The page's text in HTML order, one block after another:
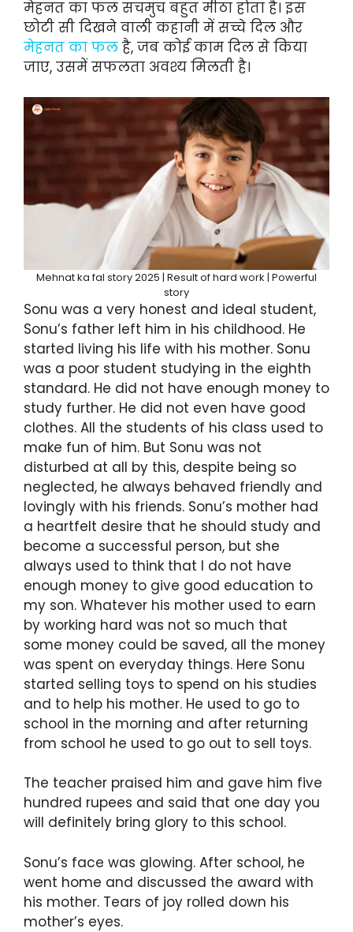
मेहनत का फल सचमुच बहुत मीठा होता है। इस
छोटी सी दिखने वाली कहानी में सच्चे दिल और
मेहनत का फल है, जब कोई काम दिल से किया
जाए, उसमें सफलता अवश्य मिलती है।
Mehnat ka fal story 2025 | Result of hard work | Powerful
story
Sonu was a very honest and ideal student,
Sonu’s father left him in his childhood. He
started living his life with his mother. Sonu
was a poor student studying in the eighth
standard. He did not have enough money to
study further. He did not even have good
clothes. All the students of his class used to
make fun of him. But Sonu was not
disturbed at all by this, despite being so
neglected, he always behaved friendly and
lovingly with his friends. Sonu’s mother had
a heartfelt desire that he should study and
become a successful person, but she
always used to think that I do not have
enough money to give good education to
my son. Whatever his mother used to earn
by working hard was not so much that
some money could be saved, all the money
was spent on everyday things. Here Sonu
started selling toys to spend on his studies
and to help his mother. He used to go to
school in the morning and after returning
from school he used to go out to sell toys.
The teacher praised him and gave him five
hundred rupees and said that one day you
will definitely bring glory to this school.
Sonu’s face was glowing. After school, he
went home and discussed the award with
his mother. Tears of joy rolled down his
mother’s eyes.